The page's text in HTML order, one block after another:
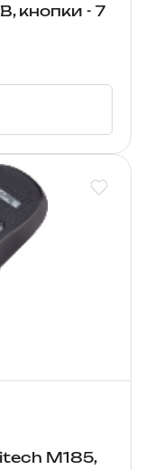
кнопки - 7
M185,